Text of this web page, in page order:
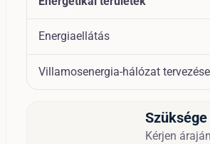
Energiaellátás
Villamosenergia-hálózat
Kérjen